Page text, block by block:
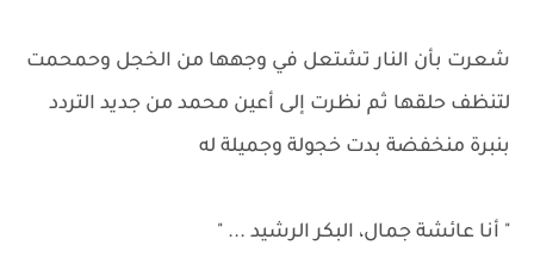
شعرت بأن النار تشتعل في وجهها من الخجل وحمحمت
لتنظف حلقها ثم نظرت إلى أعين محمد من جديد التردد
بنبرة منخفضة بدت خجولة وجميلة له
" أنا عائشة جمال، البكر الرشيد ... "